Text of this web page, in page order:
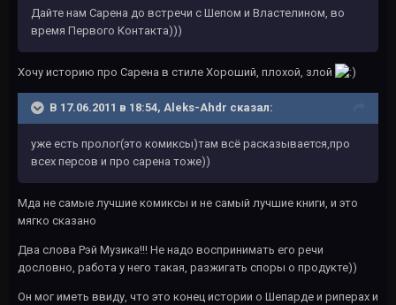
Дайте нам Сарена до встречи с Шепом и Властелином, во
время Первого Контакта)))
Хочу историю про Сарена в стиле Хороший, плохой, злой
В 17.06.2011 в 18:54, Aleks-Ahdr сказал:
уже есть пролог(это комиксы)там всё расказывается,про
всех персов и про сарена тоже))
Мда не самые лучшие комиксы и не самый лучшие книги, и это
мягко сказано
Два слова Рэй Музика!!! Не надо воспринимать его речи
дословно, работа у него такая, разжигать споры о продукте))
Он мог иметь ввиду, что это конец истории о Шепарде и риперах и